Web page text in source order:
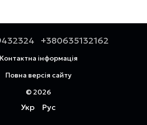
+380635132162
Контактна інформація
Повна версія сайту
© 2026
Укр Рус